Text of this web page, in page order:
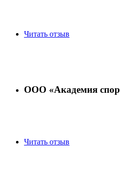
Читать отзыв
ООО «Академия
Читать отзыв